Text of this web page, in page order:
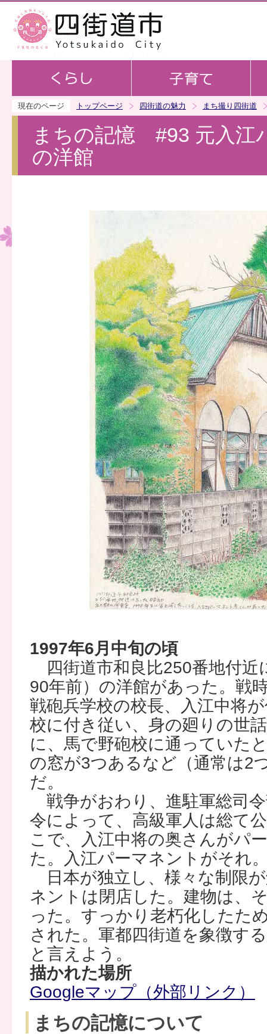
現在のページ トップページ 四街道の魅力 まち撮り四街道
まちの記憶 #93 元入江
の洋館
1997年6月中旬の頃
四街道市和良比250番地付近
90年前）の洋館があった。戦
戦砲兵学校の校長、入江中将
校に付き従い、身の廻りの世
に、馬で野砲校に通っていた
の窓が3つあるなど（通常は2
だ。
戦争がおわり、進駐軍総司
令によって、高級軍人は総て
こで、入江中将の奥さんがパ
た。入江パーマネントがそれ
日本が独立し、様々な制限
ネントは閉店した。建物は、
った。すっかり老朽化したた
された。軍都四街道を象徴す
と言えよう。
描かれた場所
Googleマップ（外部リンク）
まちの記憶について